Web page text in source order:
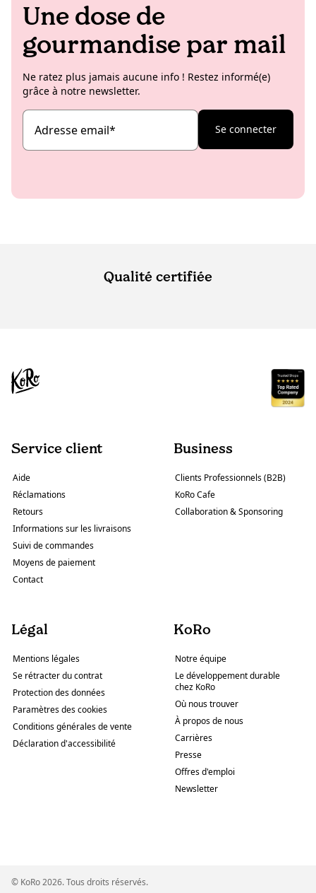
Une dose de
gourmandise par mail
Ne ratez plus jamais aucune info ! Restez informé(e)
grâce à notre newsletter.
Adresse email* Se connecter
Qualité certifiée
Service client
Aide
Réclamations
Retours
Informations sur les livraisons
Suivi de commandes
Moyens de paiement
Contact
Business
Clients Professionnels (B2B)
KoRo Cafe
Collaboration & Sponsoring
Légal
Mentions légales
Se rétracter du contrat
Protection des données
Paramètres des cookies
Conditions générales de vente
Déclaration d'accessibilité
KoRo
Notre équipe
Le développement durable
chez KoRo
Où nous trouver
À propos de nous
Carrières
Presse
Offres d'emploi
Newsletter
© KoRo 2026. Tous droits réservés.